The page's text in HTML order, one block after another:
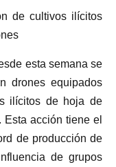
de cultivos ilícitos
esta semana se
drones equipados
ilícitos de hoja de
acción tiene el
de producción de
de grupos